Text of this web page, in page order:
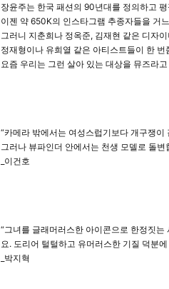
장윤주는 한국 패션의 90년대를 정의하고
이젠 약 650K의 인스타그램 추종자들을 거
그러니 지춘희나 정옥준, 김재현 같은 디자
정재형이나 유희열 같은 아티스트들이 한
요즘 우리는 그런 살아 있는 대상을 뮤즈라
“카메라 밖에서는 여성스럽기보다 개구쟁
그러나 뷰파인더 안에서는 천생 모델로 돌
_이건호
“그녀를 글래머러스한 아이콘으로 한정짓
요. 도리어 털털하고 유머러스한 기질 덕분
_박지혁